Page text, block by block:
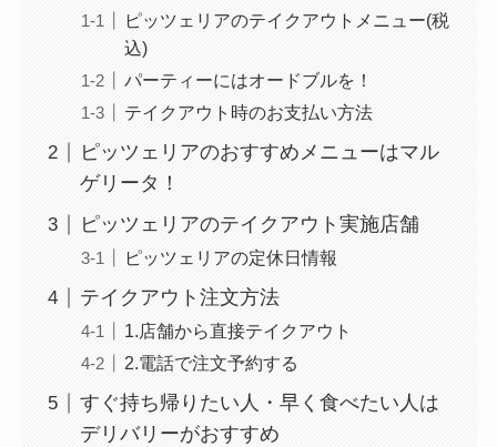
ピッツェリアのテイクアウトメニュー(税
込)
パーティーにはオードブルを！
テイクアウト時のお支払い方法
ピッツェリアのおすすめメニューはマル
ゲリータ！
ピッツェリアのテイクアウト実施店舗
ピッツェリアの定休日情報
テイクアウト注文方法
1.店舗から直接テイクアウト
2.電話で注文予約する
すぐ持ち帰りたい人・早く食べたい人は
デリバリーがおすすめ